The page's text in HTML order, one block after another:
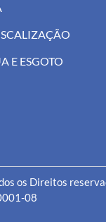
E ESGOTO
os Direitos
08